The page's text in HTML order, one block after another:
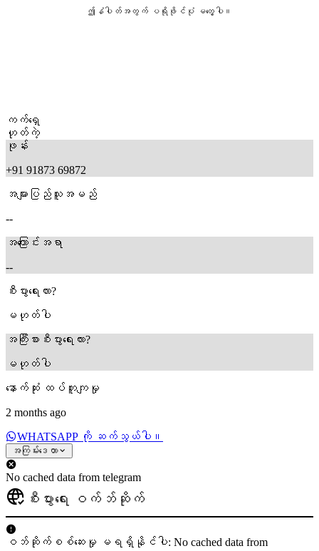
ဤနံပါတ်အတွက် ပရိုဖိုင်ပုံ မတွေ့ပါ။
ကက်ရှေ
ဟုတ်ကဲ့
ဖုန်း
+91 91873 69872
အများပြည်သူအမည်
--
အကြောင်းအရာ
--
စီးပွားရေးလား?
မဟုတ်ပါ
အကြီးစားစီးပွားရေးလား?
မဟုတ်ပါ
နောက်ဆုံး ထပ်တူကျမှု
2 months ago
WHATSAPP ကို ဆက်သွယ်ပါ။
အကြမ်းဒေတာ
No cached data from telegram
စီးပွားရေး ဝက်ဘ်ဆိုက်
ဝဘ်ဆိုက်စစ်ဆေးမှု မရရှိနိုင်ပါ: No cached data from